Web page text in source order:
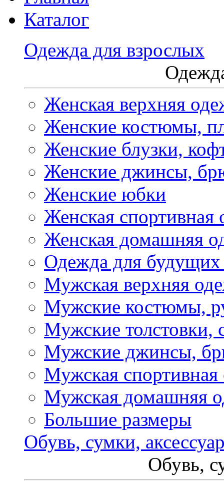
Каталог
Одежда для взрослых
Женская верхняя
Женские костюмы,
Женские блузки,
Женские джинсы,
Женские юбки
Женская спортивная
Женская домашняя
Одежда для
Мужская верхняя
Мужские костюмы,
Мужские толстовки,
Мужские джинсы,
Мужская спортивная
Мужская домашняя
Большие размеры
Обувь, сумки,
Обувь,